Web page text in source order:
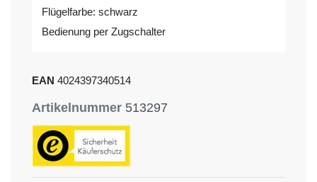
Flügelfarbe: schwarz
Bedienung per Zugschalter
EAN 4024397340514
Artikelnummer 513297